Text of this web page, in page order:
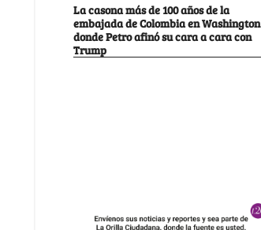
La casona más de 100 años de la
embajada de Colombia en Washington
donde Petro afinó su cara a cara con
Trump